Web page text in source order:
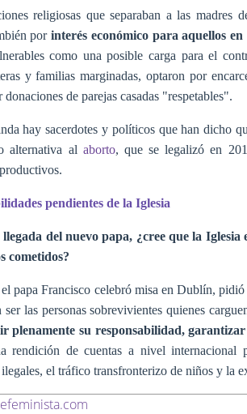
religiosas que separaban a las madres
porinterés económicopara aquellos en
como una posible carga para el
y familias marginadas, optaron por
donaciones de parejas casadas "respetables".
hay sacerdotes y políticos que han dicho
alternativa al aborto, que se legalizó en
pendientes de la Iglesia
del nuevo papa, ¿cree que la
cometidos?
papa Francisco celebró misa en Dublín,
ser las personas sobrevivientes quienes
plenamente su responsabilidad,
rendición de cuentas a nivel internacional
el tráfico transfronterizo de niños y la
efeminista.com